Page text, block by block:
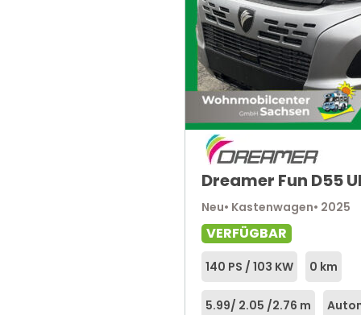
Dreamer Fun D55
Neu• Kastenwagen• 2025
VERFÜGBAR
140 PS / 103 KW 0 km
5.99/ 2.05 /2.76 m